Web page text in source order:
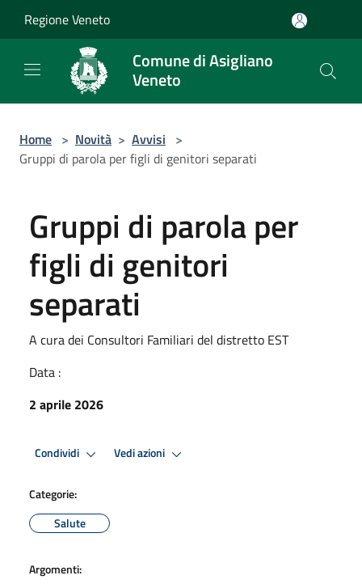
Regione Veneto
Comune di Asigliano
Veneto
Home > Novità > Avvisi >
Gruppi di parola per figli di genitori separati
Gruppi di parola per
figli di genitori
separati
A cura dei Consultori Familiari del distretto EST
Data :
2 aprile 2026
Condividi Vedi azioni
Categorie:
Salute
Argomenti: